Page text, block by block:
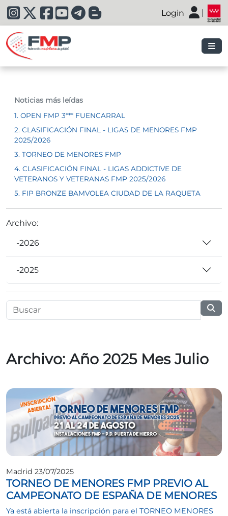
|
Login |
Noticias más leídas
1. OPEN FMP 3*** FUENCARRAL
2. CLASIFICACIÓN FINAL - LIGAS DE MENORES FMP
2025/2026
3. TORNEO DE MENORES FMP
4. CLASIFICACIÓN FINAL - LIGAS ADDICTIVE DE
VETERANOS Y VETERANAS FMP 2025/2026
5. FIP BRONZE BAMVOLEA CIUDAD DE LA RAQUETA
Archivo:
-2026
-2025
Archivo: Año 2025 Mes Julio
Madrid 23/07/2025
TORNEO DE MENORES FMP PREVIO AL
CAMPEONATO DE ESPAÑA DE MENORES
Ya está abierta la inscripción para el TORNEO MENORES